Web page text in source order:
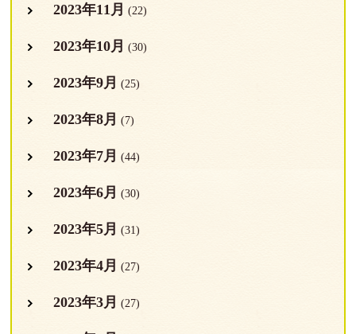
2023年11月 (22)
2023年10月 (30)
2023年9月 (25)
2023年8月 (7)
2023年7月 (44)
2023年6月 (30)
2023年5月 (31)
2023年4月 (27)
2023年3月 (27)